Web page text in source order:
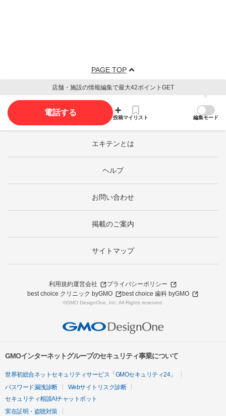
PAGE TOP
店舗・施設の情報編集で最大42ポイントGET
電話する
投稿マイリスト 編集モード
エキテンとは
ヘルプ
お問い合わせ
掲載のご案内
サイトマップ
利用規約運営会社
プライバシーポリシー
best choice クリニック byGMO
best choice 歯科 byGMO
©GMO DesignOne, Inc. All Rights reserved.
GMOインターネットグループのセキュリティ事業について
世界初総合ネットセキュリティサービス「GMOセキュリティ24」
パスワード漏洩診断
Webサイトリスク診断
セキュリティ相談AIチャットボット
実在証明・盗聴対策